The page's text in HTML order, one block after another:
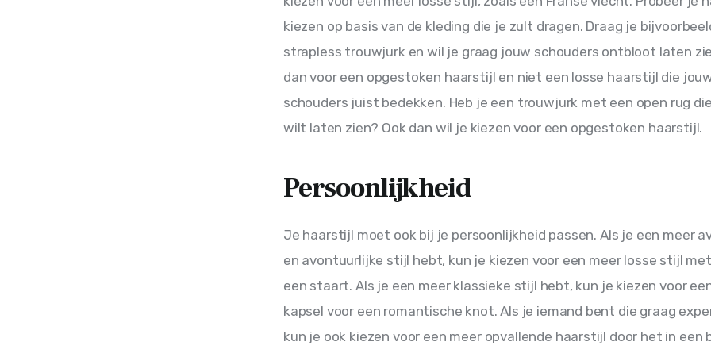
kiezen op basis van de kleding die je zult dragen. Draag je
strapless trouwjurk en wil je graag jouw schouders ontbloot laten
dan voor een opgestoken haarstijl en niet een losse haarstijl die
schouders juist bedekken. Heb je een trouwjurk met een open rug
wilt laten zien? Ook dan wil je kiezen voor een opgestoken haarstijl.
Persoonlijkheid
Je haarstijl moet ook bij je persoonlijkheid passen. Als je een meer
en avontuurlijke stijl hebt, kun je kiezen voor een meer losse stijl
een staart. Als je een meer klassieke stijl hebt, kun je kiezen voor
kapsel voor een romantische knot. Als je iemand bent die graag
kun je ook kiezen voor een meer opvallende haarstijl door het in een